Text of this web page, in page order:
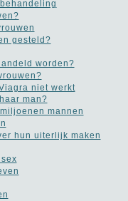
gesteld?
worden?
niet werkt
man?
mannen
hun uiterlijk maken